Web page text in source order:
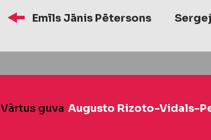
Emīls Jānis Pētersons
Vārtus guva Augusto Rizoto-Vidals-